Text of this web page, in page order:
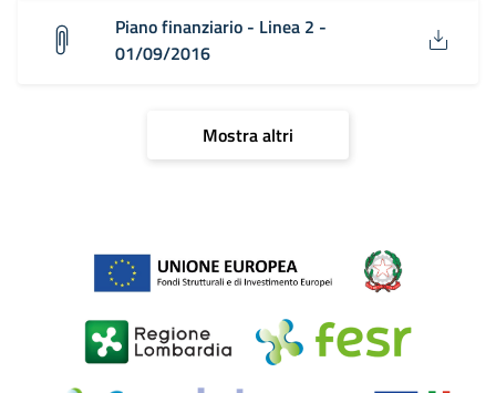
Piano finanziario - Linea 2 -
01/09/2016
Mostra altri